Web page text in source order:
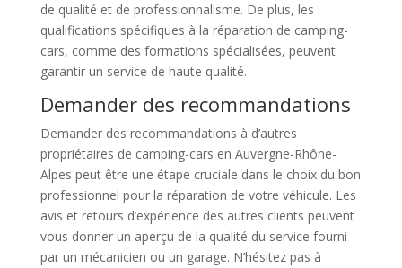
de qualité et de professionnalisme. De plus, les
qualifications spécifiques à la réparation de camping-
cars, comme des formations spécialisées, peuvent
garantir un service de haute qualité.
Demander des recommandations
Demander des recommandations à d’autres
propriétaires de camping-cars en Auvergne-Rhône-
Alpes peut être une étape cruciale dans le choix du bon
professionnel pour la réparation de votre véhicule. Les
avis et retours d’expérience des autres clients peuvent
vous donner un aperçu de la qualité du service fourni
par un mécanicien ou un garage. N’hésitez pas à